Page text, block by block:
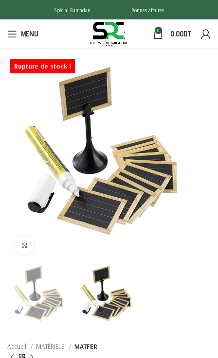
Spécial Ramadan Bonnes affaires
MENU 0 0.00DT
Rupture de stock !
Accueil MATÉRIELS MATFER